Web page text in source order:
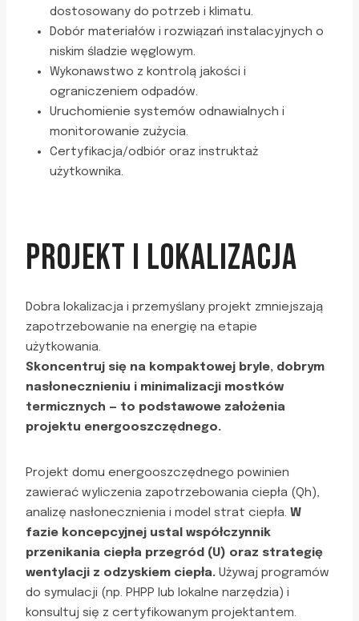
dostosowany do potrzeb i klimatu.
Dobór materiałów i rozwiązań instalacyjnych o
niskim śladzie węglowym.
Wykonawstwo z kontrolą jakości i
ograniczeniem odpadów.
Uruchomienie systemów odnawialnych i
monitorowanie zużycia.
Certyfikacja/odbiór oraz instruktaż
użytkownika.
PROJEKT I LOKALIZACJA
Dobra lokalizacja i przemyślany projekt zmniejszają
zapotrzebowanie na energię na etapie
użytkowania.
Skoncentruj się na kompaktowej bryle, dobrym
nasłonecznieniu i minimalizacji mostków
termicznych — to podstawowe założenia
projektu energooszczędnego.
Projekt domu energooszczędnego powinien
zawierać wyliczenia zapotrzebowania ciepła (Qh),
analizę nasłonecznienia i model strat ciepła. W
fazie koncepcyjnej ustal współczynnik
przenikania ciepła przegród (U) oraz strategię
wentylacji z odzyskiem ciepła. Używaj programów
do symulacji (np. PHPP lub lokalne narzędzia) i
konsultuj się z certyfikowanym projektantem.